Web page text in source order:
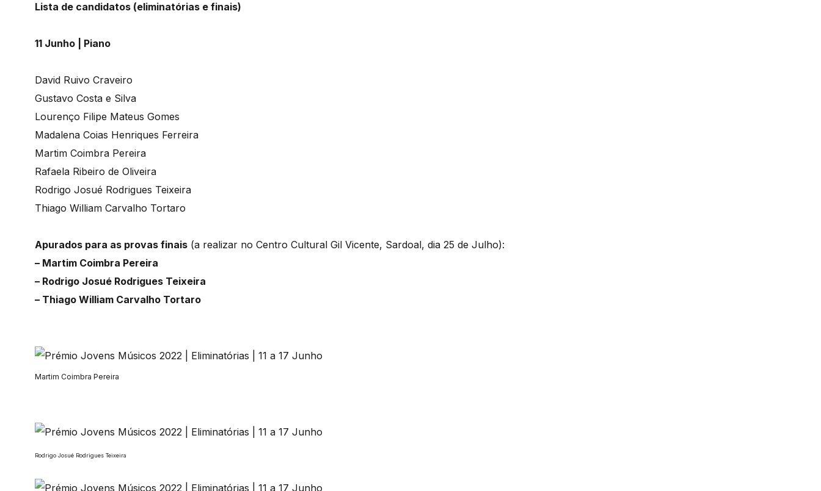
Lista de candidatos (eliminatórias e finais)
11 Junho | Piano
David Ruivo Craveiro
Gustavo Costa e Silva
Lourenço Filipe Mateus Gomes
Madalena Coias Henriques Ferreira
Martim Coimbra Pereira
Rafaela Ribeiro de Oliveira
Rodrigo Josué Rodrigues Teixeira
Thiago William Carvalho Tortaro
Apurados para as provas finais (a realizar no Centro Cultural Gil Vicente, Sardoal, dia 25 de Julho):
– Martim Coimbra Pereira
– Rodrigo Josué Rodrigues Teixeira
– Thiago William Carvalho Tortaro
Martim Coimbra Pereira
Rodrigo Josué Rodrigues Teixeira